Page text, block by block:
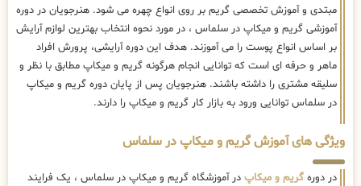
مبتدی و آموزش تخصصی گریم بر روی انواع چهره می شود. هنرجویان در دوره
آموزشی گریم و میکاپ در سلماس ، در مورد نحوه انتخاب بهترین لوازم آرایش
بر اساس انواع پوست را می آموزند. هدف این دوره آرایشی، پرورش افراد
ماهر و حرفه ای است که توانایی انجام هرگونه گریم و میکاپ مطابق با نظر و
سلیقه مشتری را داشته باشند. هنرجویان پس از پایان دوره گریم و میکاپ
در سلماس توانایی ورود به بازار کار گریم و میکاپ را دارند.
ویژگی های آموزش گریم و میکاپ در سلماس
در دوره گریم و میکاپ در آموزشگاه گریم و میکاپ در سلماس ، یک فرایند